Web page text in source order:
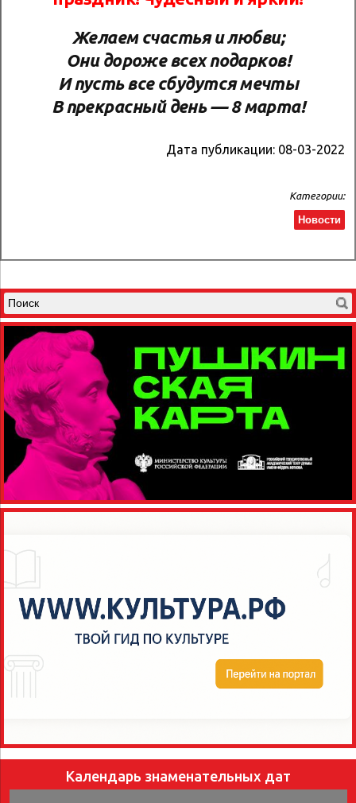
Желаем счастья и любви;
Они дороже всех подарков!
И пусть все сбудутся мечты
В прекрасный день — 8 марта!
Дата публикации: 08-03-2022
Категории:
Новости
Календарь знаменательных дат